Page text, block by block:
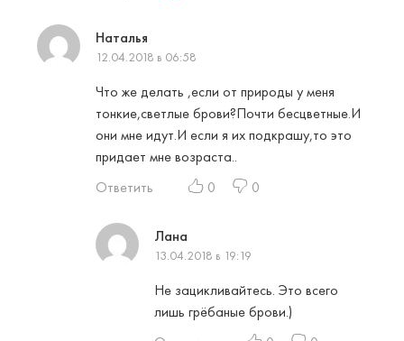
Наталья
12.04.2018 в 06:58
Что же делать ,если от природы у меня
тонкие,светлые брови?Почти бесцветные.И
они мне идут.И если я их подкрашу,то это
придает мне возраста..
Ответить
0 0
Лана
13.04.2018 в 19:19
Не зацикливайтесь. Это всего
лишь грёбаные брови.)